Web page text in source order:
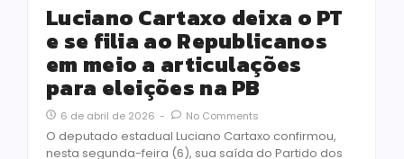
Luciano Cartaxo deixa o PT
e se filia ao Republicanos
em meio a articulações
para eleições na PB
6 de abril de 2026 - No Comments
O deputado estadual Luciano Cartaxo confirmou,
nesta segunda-feira (6), sua saída do Partido dos